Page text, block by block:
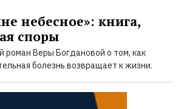
небесное»: книга,
споры
роман Веры Богдановой о том, как
болезнь возвращает к жизни.